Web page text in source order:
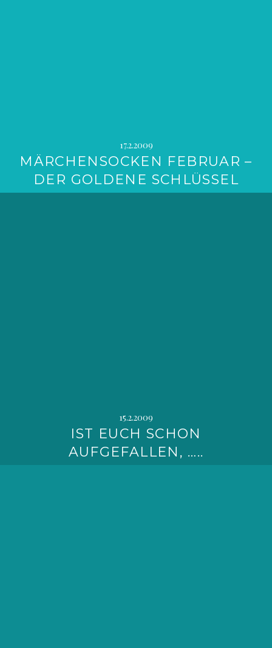
17.2.2009
MÄRCHENSOCKEN FEBRUAR –
DER GOLDENE SCHLÜSSEL
15.2.2009
IST EUCH SCHON
AUFGEFALLEN, …..